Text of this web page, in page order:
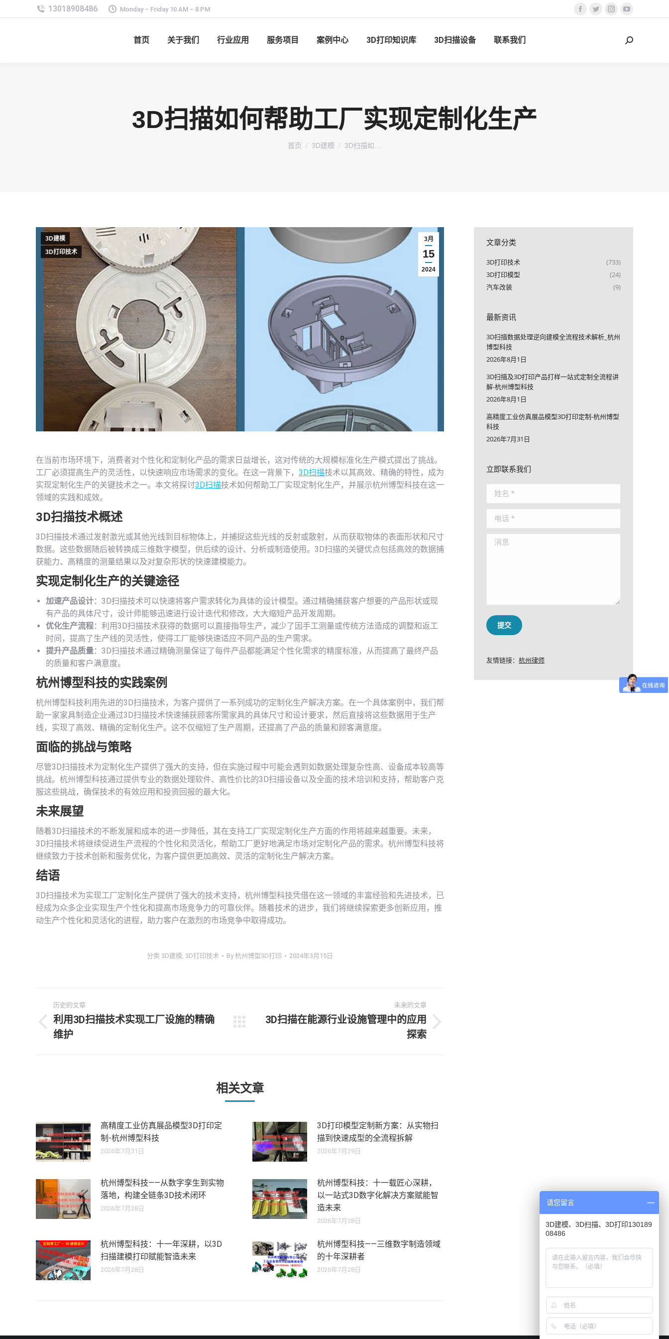
Monday – Friday 10 AM – 8 PM
Facebook
TwitterInstagram
在
首页 关于我们 行业应用 服务项目 案例中心 3D打印知识库 3D扫描设备 联系我们
搜
3D扫描如何帮助工厂实现定制化生产
您在这里：
首页 3D建模 3D扫描如…
3月
15
2024
3D建模
3D打印技术
在当前市场环境下，消费者对个性化和定制化产品的需求日益增长，这对传统的大规模标准化生产模式提出了挑战。
工厂必须提高生产的灵活性，以快速响应市场需求的变化。在这一背景下， 3D扫描技术以其高效、精确的特性，成为
实现定制化生产的关键技术之一。本文将探讨3D扫描技术如何帮助工厂实现定制化生产，并展示杭州博型科技在这一
领域的实践和成效。
3D扫描技术概述
3D扫描技术通过发射激光或其他光线到目标物体上，并捕捉这些光线的反射或散射，从而获取物体的表面形状和尺寸
数据。这些数据随后被转换成三维数字模型，供后续的设计、分析或制造使用。3D扫描的关键优点包括高效的数据捕
获能力、高精度的测量结果以及对复杂形状的快速建模能力。
实现定制化生产的关键途径
加速产品设计：3D扫描技术可以快速将客户需求转化为具体的设计模型。通过精确捕获客户想要的产品形状或现
有产品的具体尺寸，设计师能够迅速进行设计迭代和修改，大大缩短产品开发周期。
优化生产流程：利用3D扫描技术获得的数据可以直接指导生产，减少了因手工测量或传统方法造成的调整和返工
时间，提高了生产线的灵活性，使得工厂能够快速适应不同产品的生产需求。
提升产品质量：3D扫描技术通过精确测量保证了每件产品都能满足个性化需求的精度标准，从而提高了最终产品
的质量和客户满意度。
杭州博型科技的实践案例
杭州博型科技利用先进的3D扫描技术，为客户提供了一系列成功的定制化生产解决方案。在一个具体案例中，我们帮
助一家家具制造企业通过3D扫描技术快速捕获顾客所需家具的具体尺寸和设计要求，然后直接将这些数据用于生产
线，实现了高效、精确的定制化生产。这不仅缩短了生产周期，还提高了产品的质量和顾客满意度。
面临的挑战与策略
尽管3D扫描技术为定制化生产提供了强大的支持，但在实施过程中可能会遇到如数据处理复杂性高、设备成本较高等
挑战。杭州博型科技通过提供专业的数据处理软件、高性价比的3D扫描设备以及全面的技术培训和支持，帮助客户克
服这些挑战，确保技术的有效应用和投资回报的最大化。
未来展望
随着3D扫描技术的不断发展和成本的进一步降低，其在支持工厂实现定制化生产方面的作用将越来越重要。未来，
3D扫描技术将继续促进生产流程的个性化和灵活化，帮助工厂更好地满足市场对定制化产品的需求。杭州博型科技将
继续致力于技术创新和服务优化，为客户提供更加高效、灵活的定制化生产解决方案。
结语
3D扫描技术为实现工厂定制化生产提供了强大的技术支持，杭州博型科技凭借在这一领域的丰富经验和先进技术，已
经成为众多企业实现生产个性化和提高市场竞争力的可靠伙伴。随着技术的进步，我们将继续探索更多创新应用，推
动生产个性化和灵活化的进程，助力客户在激烈的市场竞争中取得成功。
分类 3D建模, 3D打印技术 By杭州博型3D打印 2024年3月15日
章
历史的文章
历
史
利用3D扫描技术实现工厂设施的精确
维护
未来的文章
3D扫描在能源行业设施管理中的应用
探索
相关文章
高精度工业仿真展品模型3D打印定
制-杭州博型科技
2026年7月31日
3D打印模型定制新方案：从实物扫
描到快速成型的全流程拆解
2026年7月29日
杭州博型科技——从数字孪生到实物
落地，构建全链条3D技术闭环
2026年7月28日
杭州博型科技：十一载匠心深耕，
以一站式3D数字化解决方案赋能智
造未来
2026年7月28日
杭州博型科技：十一年深耕，以3D
扫描建模打印赋能智造未来
2026年7月28日
杭州博型科技——三维数字制造领域
的十年深耕者
2026年7月28日
文章分类
3D打印技术
(733)
3D打印模型
(24)
汽车改装
(9)
最新资讯
3D扫描数据处理逆向建模全流程技术解析_杭州
博型科技
2026年8月1日
3D扫描及3D打印产品打样一站式定制全流程讲
解-杭州博型科技
2026年8月1日
高精度工业仿真展品模型3D打印定制-杭州博型
科技
2026年7月31日
立即联系我们
姓名 *
电话 *
消息
提交
友情链接： 杭州律师
请您留言
3D建模、3D扫描、3D打印130189
08486